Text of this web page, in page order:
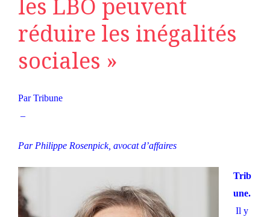
les LBO peuvent
réduire les inégalités
sociales »
ParTribune
–
Par Philippe Rosenpick, avocat d’affaires
Trib
une.
Il y